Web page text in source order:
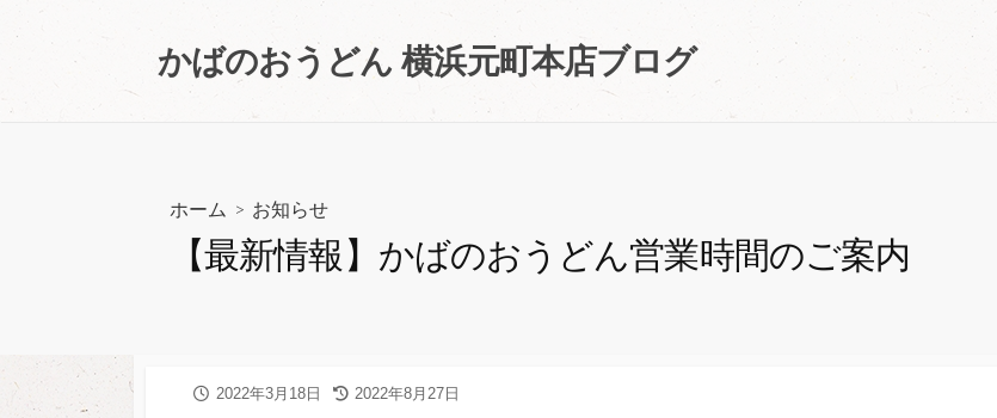
ン
かばのおうどん 横浜元町本店ブログ
ホーム > お知らせ
【最新情報】かばのおうどん営業時間のご案内
公
2022年3月18日
最
2022年8月27日